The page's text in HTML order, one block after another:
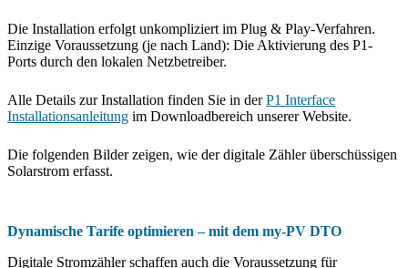
Die Installation erfolgt unkompliziert im Plug & Play-Verfahren.
Einzige Voraussetzung (je nach Land): Die Aktivierung des P1-
Ports durch den lokalen Netzbetreiber.
Alle Details zur Installation finden Sie in derP1 Interface
Installationsanleitung im Downloadbereich unserer Website.
Die folgenden Bilder zeigen, wie der digitale Zähler überschüssigen
Solarstrom erfasst.
Dynamische Tarife optimieren – mit dem my-PV DTO
Digitale Stromzähler schaffen auch die Voraussetzung für